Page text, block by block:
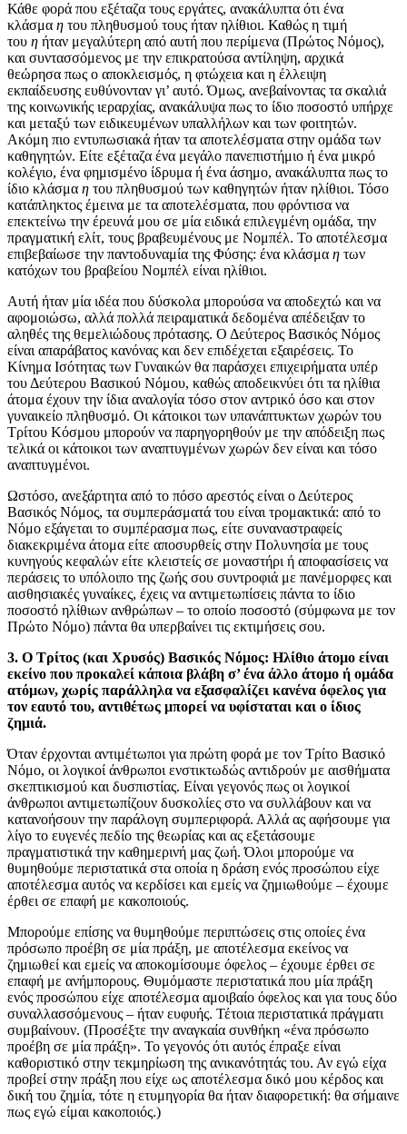
Κάθε φορά που εξέταζα τους εργάτες, ανακάλυπτα ότι ένα
κλάσμα η του πληθυσμού τους ήταν ηλίθιοι. Καθώς η τιμή
του η ήταν μεγαλύτερη από αυτή που περίμενα (Πρώτος Νόμος),
και συντασσόμενος με την επικρατούσα αντίληψη, αρχικά
θεώρησα πως ο αποκλεισμός, η φτώχεια και η έλλειψη
εκπαίδευσης ευθύνονταν γι’ αυτό. Όμως, ανεβαίνοντας τα σκαλιά
της κοινωνικής ιεραρχίας, ανακάλυψα πως το ίδιο ποσοστό υπήρχε
και μεταξύ των ειδικευμένων υπαλλήλων και των φοιτητών.
Ακόμη πιο εντυπωσιακά ήταν τα αποτελέσματα στην ομάδα των
καθηγητών. Είτε εξέταζα ένα μεγάλο πανεπιστήμιο ή ένα μικρό
κολέγιο, ένα φημισμένο ίδρυμα ή ένα άσημο, ανακάλυπτα πως το
ίδιο κλάσμα η του πληθυσμού των καθηγητών ήταν ηλίθιοι. Τόσο
κατάπληκτος έμεινα με τα αποτελέσματα, που φρόντισα να
επεκτείνω την έρευνά μου σε μία ειδικά επιλεγμένη ομάδα, την
πραγματική ελίτ, τους βραβευμένους με Νομπέλ. Το αποτέλεσμα
επιβεβαίωσε την παντοδυναμία της Φύσης: ένα κλάσμα η των
κατόχων του βραβείου Νομπέλ είναι ηλίθιοι.
Αυτή ήταν μία ιδέα που δύσκολα μπορούσα να αποδεχτώ και να
αφομοιώσω, αλλά πολλά πειραματικά δεδομένα απέδειξαν το
αληθές της θεμελιώδους πρότασης. Ο Δεύτερος Βασικός Νόμος
είναι απαράβατος κανόνας και δεν επιδέχεται εξαιρέσεις. Το
Κίνημα Ισότητας των Γυναικών θα παράσχει επιχειρήματα υπέρ
του Δεύτερου Βασικού Νόμου, καθώς αποδεικνύει ότι τα ηλίθια
άτομα έχουν την ίδια αναλογία τόσο στον αντρικό όσο και στον
γυναικείο πληθυσμό. Οι κάτοικοι των υπανάπτυκτων χωρών του
Τρίτου Κόσμου μπορούν να παρηγορηθούν με την απόδειξη πως
τελικά οι κάτοικοι των αναπτυγμένων χωρών δεν είναι και τόσο
αναπτυγμένοι.
Ωστόσο, ανεξάρτητα από το πόσο αρεστός είναι ο Δεύτερος
Βασικός Νόμος, τα συμπεράσματά του είναι τρομακτικά: από το
Νόμο εξάγεται το συμπέρασμα πως, είτε συναναστραφείς
διακεκριμένα άτομα είτε αποσυρθείς στην Πολυνησία με τους
κυνηγούς κεφαλών είτε κλειστείς σε μοναστήρι ή αποφασίσεις να
περάσεις το υπόλοιπο της ζωής σου συντροφιά με πανέμορφες και
αισθησιακές γυναίκες, έχεις να αντιμετωπίσεις πάντα το ίδιο
ποσοστό ηλίθιων ανθρώπων – το οποίο ποσοστό (σύμφωνα με τον
Πρώτο Νόμο) πάντα θα υπερβαίνει τις εκτιμήσεις σου.
3. Ο Τρίτος (και Χρυσός) Βασικός Νόμος: Ηλίθιο άτομο είναι
εκείνο που προκαλεί κάποια βλάβη σ’ ένα άλλο άτοµο ή οµάδα
ατόµων, χωρίς παράλληλα να εξασφαλίζει κανένα όφελος για
τον εαυτό του, αντιθέτως μπορεί να υφίσταται και ο ίδιος
ζημιά.
Όταν έρχονται αντιμέτωποι για πρώτη φορά με τον Τρίτο Βασικό
Νόμο, οι λογικοί άνθρωποι ενστικτωδώς αντιδρούν με αισθήματα
σκεπτικισμού και δυσπιστίας. Είναι γεγονός πως οι λογικοί
άνθρωποι αντιμετωπίζουν δυσκολίες στο να συλλάβουν και να
κατανοήσουν την παράλογη συμπεριφορά. Αλλά ας αφήσουμε για
λίγο το ευγενές πεδίο της θεωρίας και ας εξετάσουμε
πραγματιστικά την καθημερινή μας ζωή. Όλοι μπορούμε να
θυμηθούμε περιστατικά στα οποία η δράση ενός προσώπου είχε
αποτέλεσμα αυτός να κερδίσει και εμείς να ζημιωθούμε – έχουμε
έρθει σε επαφή με κακοποιούς.
Μπορούμε επίσης να θυμηθούμε περιπτώσεις στις οποίες ένα
πρόσωπο προέβη σε μία πράξη, με αποτέλεσμα εκείνος να
ζημιωθεί και εμείς να αποκομίσουμε όφελος – έχουμε έρθει σε
επαφή με ανήμπορους. Θυμόμαστε περιστατικά που μία πράξη
ενός προσώπου είχε αποτέλεσμα αμοιβαίο όφελος και για τους δύο
συναλλασσόμενους – ήταν ευφυής. Τέτοια περιστατικά πράγματι
συμβαίνουν. (Προσέξτε την αναγκαία συνθήκη «ένα πρόσωπο
προέβη σε μία πράξη». Το γεγονός ότι αυτός έπραξε είναι
καθοριστικό στην τεκμηρίωση της ανικανότητάς του. Αν εγώ είχα
προβεί στην πράξη που είχε ως αποτέλεσμα δικό μου κέρδος και
δική του ζημία, τότε η ετυμηγορία θα ήταν διαφορετική: θα σήμαινε
πως εγώ είμαι κακοποιός.)